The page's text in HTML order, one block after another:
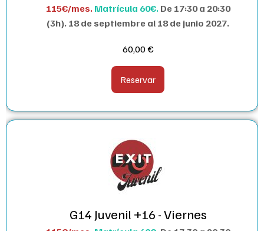
115€/mes. Matrícula 60€. De 17:30 a 20:30
(3h). 18 de septiembre al 18 de junio 2027.
60,00€
Reservar
G14 Juvenil +16 - Viernes